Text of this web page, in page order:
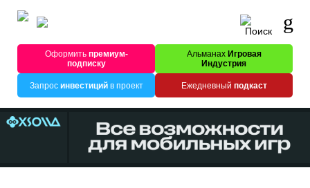
Оформитьпремиум-
подписку
Альманах Игровая
Индустрия
Запрос инвестицийв проект Ежедневный подкаст